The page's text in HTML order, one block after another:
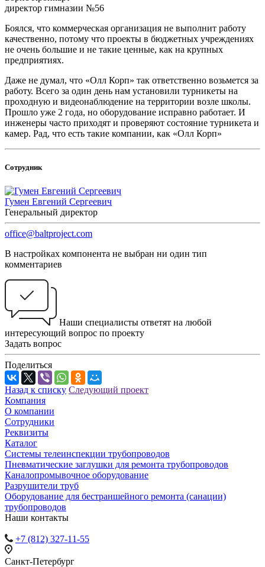
директор гимназии №56
Боялся, что коммерческая организация не выполнит работу
качественно, потому что проекты в бюджетных учреждениях
не очень большие и не такие ценные, как на крупных
предприятиях.
Даже не думал, что «Олл Корп» так ответственно возьмется за
работу. Всего за один день нам установили турникеты на
проходную и видеонаблюдение на территории возле школы.
Прошло уже 2 года, но оборудование исправно работает. И
инженеры часто приходят и проверяют состояние турникета и
камер. Рад, что есть такие компании, как «Олл Корп»
Сотрудник
Гумен Евгений Сергеевич
Генеральный директор
office@baltproject.com
В настройках компонента не выбран ни один тип
комментариев
Наши специалисты ответят на любой
интересующий вопрос по проекту
Задать вопрос
Поделиться
Назад к списку Следующий проект
Компания
О компании
Сотрудники
Реквизиты
Каталог
Системы телеинспекции трубопроводов
Пневматические заглушки для ремонта трубопроводов
Каналопромывочное оборудование
Разрушители труб
Оборудование для бестраншейного ремонта (санации)
трубопроводов
Наши контакты
+7 (812) 327-11-55
Санкт-Петербург